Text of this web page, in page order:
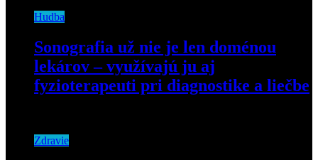
Hudba
Sonografia už nie je len doménou
lekárov – využívajú ju aj
fyzioterapeuti pri diagnostike a liečbe
Zdravie